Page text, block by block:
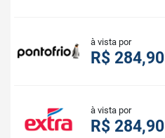
à vista por
R$ 284,90
à vista por
R$ 284,90